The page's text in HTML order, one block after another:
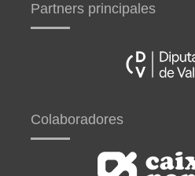
Partners principales
Colaboradores